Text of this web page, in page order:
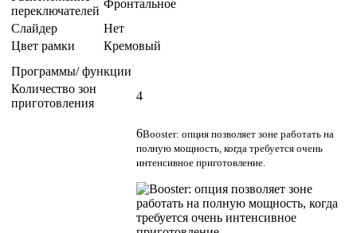
переключателей
Фронтальное
Слайдер
Нет
Цвет рамки
Кремовый
Программы/ функции
Количество зон
приготовления
4
6Booster: опция позволяет зоне работать на
полную мощность, когда требуется очень
интенсивное приготовление.